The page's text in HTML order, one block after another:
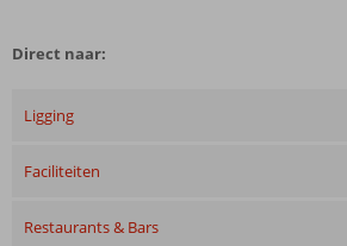
Direct naar:
Ligging
Faciliteiten
Restaurants & Bars